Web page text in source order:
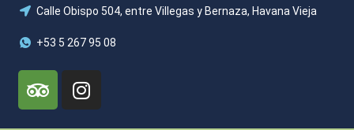
Calle Obispo 504, entre Villegas y Bernaza, Havana Vieja
+53 5 267 95 08